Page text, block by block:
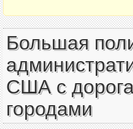
Большая
США с
городами